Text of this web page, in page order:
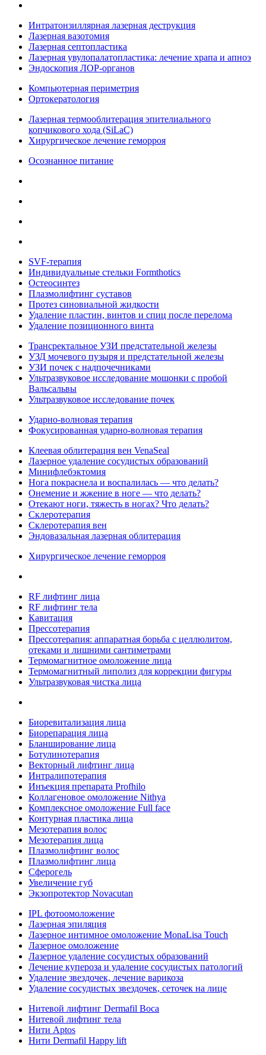
Интратонзиллярная лазерная деструкция
Лазерная вазотомия
Лазерная септопластика
Лазерная увулопалатопластика: лечение храпа и апноэ
Эндоскопия ЛОР-органов
Компьютерная периметрия
Ортокератология
Лазерная термооблитерация эпителиального
копчикового хода (SiLaC)
Хирургическое лечение геморроя
Осознанное питание
SVF-терапия
Индивидуальные стельки Formthotics
Остеосинтез
Плазмолифтинг суставов
Протез синовиальной жидкости
Удаление пластин, винтов и спиц после перелома
Удаление позиционного винта
Трансректальное УЗИ предстательной железы
УЗД мочевого пузыря и предстательной железы
УЗИ почек с надпочечниками
Ультразвуковое исследование мошонки с пробой
Вальсальвы
Ультразвуковое исследование почек
Ударно-волновая терапия
Фокусированная ударно-волновая терапия
Клеевая облитерация вен VenaSeal
Лазерное удаление сосудистых образований
Минифлебэктомия
Нога покраснела и воспалилась — что делать?
Онемение и жжение в ноге — что делать?
Отекают ноги, тяжесть в ногах? Что делать?
Склеротерапия
Склеротерапия вен
Эндовазальная лазерная облитерация
Хирургическое лечение геморроя
RF лифтинг лица
RF лифтинг тела
Кавитация
Прессотерапия
Прессотерапия: аппаратная борьба с целлюлитом,
отеками и лишними сантиметрами
Термомагнитное омоложение лица
Термомагнитный липолиз для коррекции фигуры
Ультразвуковая чистка лица
Биоревитализация лица
Биорепарация лица
Бланширование лица
Ботулинотерапия
Векторный лифтинг лица
Интралипотерапия
Инъекция препарата Profhilo
Коллагеновое омоложение Nithya
Комплексное омоложение Full face
Контурная пластика лица
Мезотерапия волос
Мезотерапия лица
Плазмолифтинг волос
Плазмолифтинг лица
Сферогель
Увеличение губ
Экзопротектор Novacutan
IPL фотоомоложение
Лазерная эпиляция
Лазерное интимное омоложение MonaLisa Touch
Лазерное омоложение
Лазерное удаление сосудистых образований
Лечение купероза и удаление сосудистых патологий
Удаление звездочек, лечение варикоза
Удаление сосудистых звездочек, сеточек на лице
Нитевой лифтинг Dermafil Boca
Нитевой лифтинг тела
Нити Aptos
Нити Dermafil Happy lift